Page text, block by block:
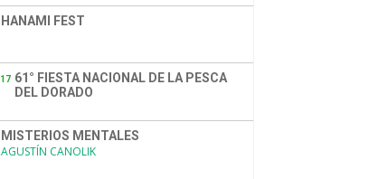
HANAMI FEST
17 61° FIESTA NACIONAL DE LA PESCA
DEL DORADO
MISTERIOS MENTALES
AGUSTÍN CANOLIK